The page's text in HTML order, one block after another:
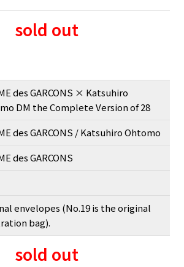
sold out
des GARCONS × Katsuhiro
DM the Complete Version of 28
des GARCONS / Katsuhiro Ohtomo
des GARCONS
envelopes (No.19 is the original
bag).
sold out